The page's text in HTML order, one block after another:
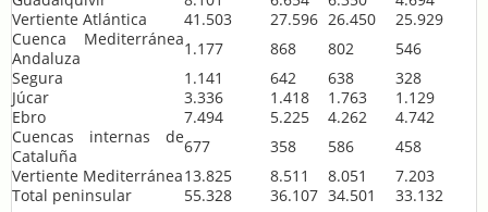
Vertiente Atlántica
41.503 27.596 26.450
25.929
Cuenca Mediterránea
Andaluza
1.177 868 802
546
Segura
1.141 642 638
328
Júcar
3.336 1.418 1.763
1.129
Ebro
7.494 5.225 4.262
4.742
Cuencas internas de
Cataluña
677 358 586
458
Vertiente Mediterránea13.825 8.511 8.051
7.203
Total peninsular
55.328 36.107 34.501 33.132